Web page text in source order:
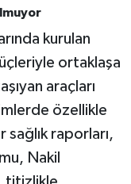
kurulan
ortaklaşa
araçları
özellikle
raporları,
Nakil